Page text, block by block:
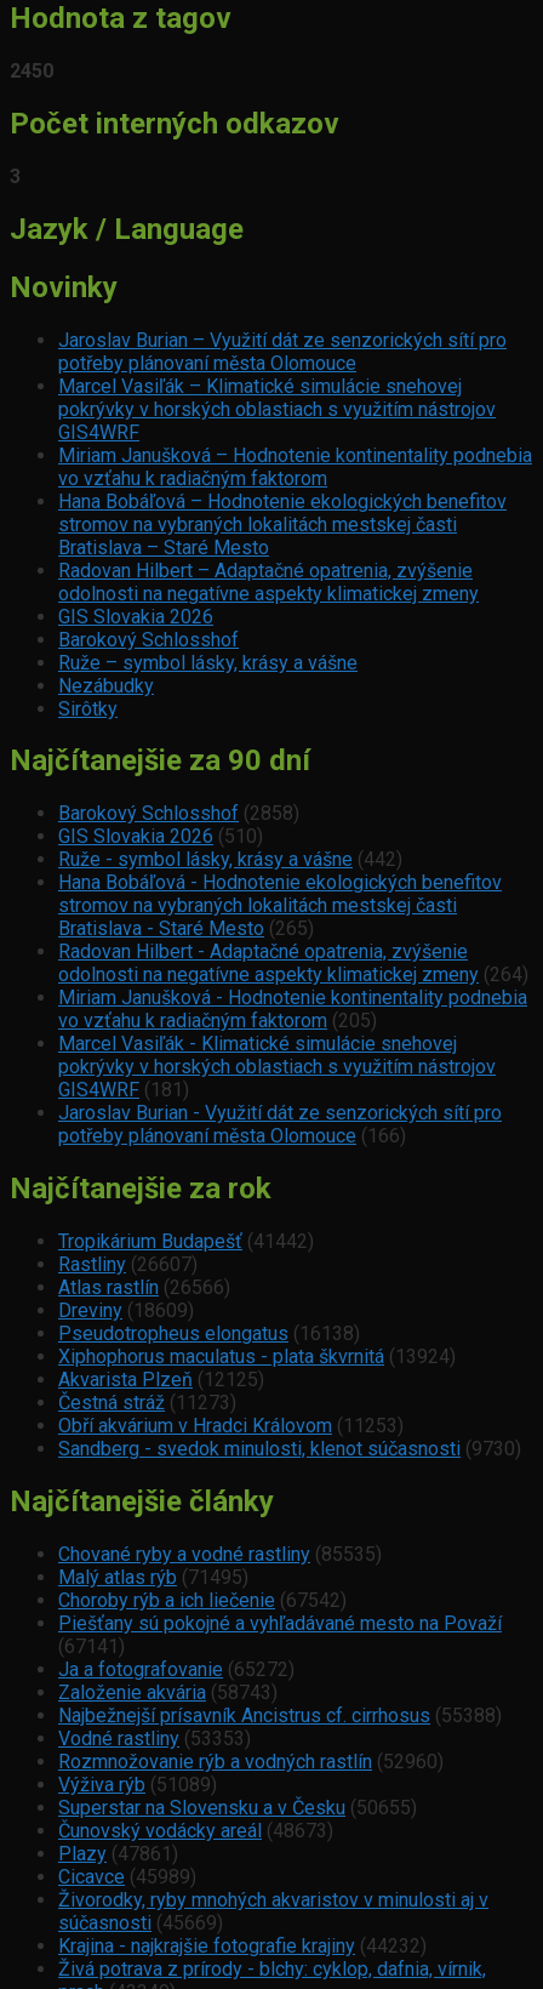
Hodnota z tagov
2450
Počet interných odkazov
3
Jazyk / Language
Novinky
Jaroslav Burian – Využití dát ze senzorických sítí pro
potřeby plánovaní města Olomouce
Marcel Vasiľák – Klimatické simulácie snehovej
pokrývky v horských oblastiach s využitím nástrojov
GIS4WRF
Miriam Janušková – Hodnotenie kontinentality podnebia
vo vzťahu k radiačným faktorom
Hana Bobáľová – Hodnotenie ekologických benefitov
stromov na vybraných lokalitách mestskej časti
Bratislava – Staré Mesto
Radovan Hilbert – Adaptačné opatrenia, zvýšenie
odolnosti na negatívne aspekty klimatickej zmeny
GIS Slovakia 2026
Barokový Schlosshof
Ruže – symbol lásky, krásy a vášne
Nezábudky
Sirôtky
Najčítanejšie za 90 dní
Barokový Schlosshof (2858)
GIS Slovakia 2026 (510)
Ruže - symbol lásky, krásy a vášne (442)
Hana Bobáľová - Hodnotenie ekologických benefitov
stromov na vybraných lokalitách mestskej časti
Bratislava - Staré Mesto (265)
Radovan Hilbert - Adaptačné opatrenia, zvýšenie
odolnosti na negatívne aspekty klimatickej zmeny (264)
Miriam Janušková - Hodnotenie kontinentality podnebia
vo vzťahu k radiačným faktorom (205)
Marcel Vasiľák - Klimatické simulácie snehovej
pokrývky v horských oblastiach s využitím nástrojov
GIS4WRF (181)
Jaroslav Burian - Využití dát ze senzorických sítí pro
potřeby plánovaní města Olomouce (166)
Najčítanejšie za rok
Tropikárium Budapešť (41442)
Rastliny (26607)
Atlas rastlín (26566)
Dreviny (18609)
Pseudotropheus elongatus (16138)
Xiphophorus maculatus - plata škvrnitá (13924)
Akvarista Plzeň (12125)
Čestná stráž (11273)
Obří akvárium v Hradci Královom (11253)
Sandberg - svedok minulosti, klenot súčasnosti (9730)
Najčítanejšie články
Chované ryby a vodné rastliny (85535)
Malý atlas rýb (71495)
Choroby rýb a ich liečenie (67542)
Piešťany sú pokojné a vyhľadávané mesto na Považí
(67141)
Ja a fotografovanie (65272)
Založenie akvária (58743)
Najbežnejší prísavník Ancistrus cf. cirrhosus (55388)
Vodné rastliny (53353)
Rozmnožovanie rýb a vodných rastlín (52960)
Výživa rýb (51089)
Superstar na Slovensku a v Česku (50655)
Čunovský vodácky areál (48673)
Plazy (47861)
Cicavce (45989)
Živorodky, ryby mnohých akvaristov v minulosti aj v
súčasnosti (45669)
Krajina - najkrajšie fotografie krajiny (44232)
Živá potrava z prírody - blchy: cyklop, dafnia, vírnik,